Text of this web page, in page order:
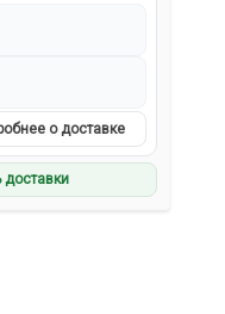
о доставке
доставки